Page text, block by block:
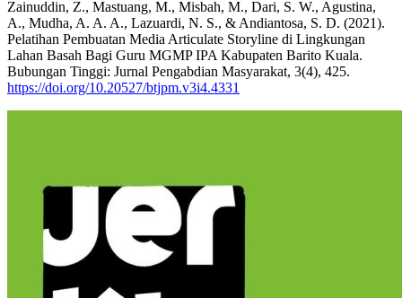
Zainuddin, Z., Mastuang, M., Misbah, M., Dari, S. W., Agustina,
A., Mudha, A. A. A., Lazuardi, N. S., & Andiantosa, S. D. (2021).
Pelatihan Pembuatan Media Articulate Storyline di Lingkungan
Lahan Basah Bagi Guru MGMP IPA Kabupaten Barito Kuala.
Bubungan Tinggi: Jurnal Pengabdian Masyarakat, 3(4), 425.
https://doi.org/10.20527/btjpm.v3i4.4331